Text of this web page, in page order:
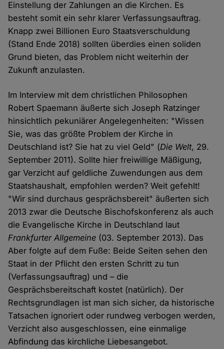
Einstellung der Zahlungen an die Kirchen. Es
besteht somit ein sehr klarer Verfassungsauftrag.
Knapp zwei Billionen Euro Staatsverschuldung
(Stand Ende 2018) sollten überdies einen soliden
Grund bieten, das Problem nicht weiterhin der
Zukunft anzulasten.
Im Interview mit dem christlichen Philosophen
Robert Spaemann äußerte sich Joseph Ratzinger
hinsichtlich pekuniärer Angelegenheiten: "Wissen
Sie, was das größte Problem der Kirche in
Deutschland ist? Sie hat zu viel Geld" (Die Welt, 29.
September 2011). Sollte hier freiwillige Mäßigung,
gar Verzicht auf geldliche Zuwendungen aus dem
Staatshaushalt, empfohlen werden? Weit gefehlt!
"Wir sind durchaus gesprächsbereit" äußerten sich
2013 zwar die Deutsche Bischofskonferenz als auch
die Evangelische Kirche in Deutschland laut
Frankfurter Allgemeine (03. September 2013). Das
Aber folgte auf dem Fuße: Beide Seiten sehen den
Staat in der Pflicht den ersten Schritt zu tun
(Verfassungsauftrag) und – die
Gesprächsbereitschaft kostet (natürlich). Der
Rechtsgrundlagen ist man sich sicher, da historische
Tatsachen ignoriert oder rundweg verbogen werden,
Verzicht also ausgeschlossen, eine einmalige
Abfindung das kirchliche Liebesangebot.